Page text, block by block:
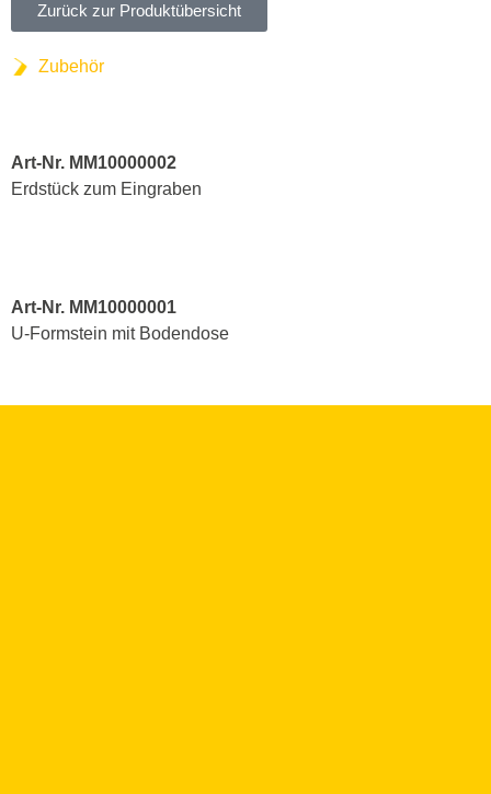
Zurück zur Produktübersicht
Zubehör
Art-Nr. MM10000002
Erdstück zum Eingraben
Art-Nr. MM10000001
U-Formstein mit Bodendose